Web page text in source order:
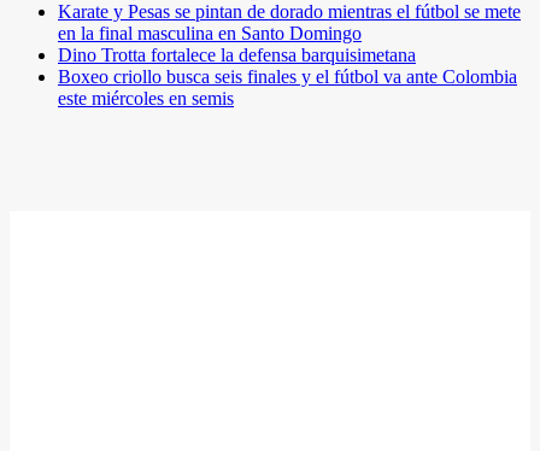
Karate y Pesas se pintan de dorado mientras el fútbol se mete
en la final masculina en Santo Domingo
Dino Trotta fortalece la defensa barquisimetana
Boxeo criollo busca seis finales y el fútbol va ante Colombia
este miércoles en semis